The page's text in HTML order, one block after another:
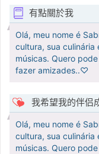
有點關於我
Olá, meu nome é
cultura, sua culinária
músicas. Quero
fazer amizades..♡
我希望我的伴侣
Olá, meu nome é
cultura, sua culinária
músicas. Quero